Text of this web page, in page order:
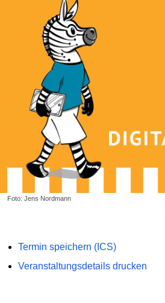
Foto: Jens Nordmann
Termin speichern (ICS)
Veranstaltungsdetails drucken